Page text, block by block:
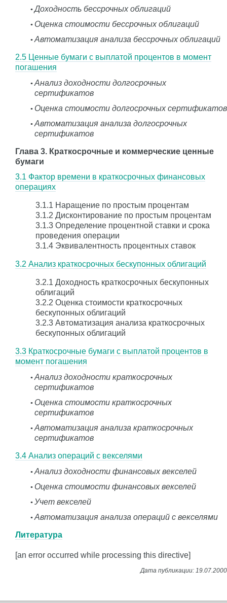
Доходность бессрочных облигаций
Оценка стоимости бессрочных облигаций
Автоматизация анализа бессрочных облигаций
2.5 Ценные бумаги с выплатой процентов в момент
погашения
Анализ доходности долгосрочных
сертификатов
Оценка стоимости долгосрочных сертификатов
Автоматизация анализа долгосрочных
сертификатов
Глава 3. Краткосрочные и коммерческие ценные
бумаги
3.1 Фактор времени в краткосрочных финансовых
операциях
3.1.1 Наращение по простым процентам
3.1.2 Дисконтирование по простым процентам
3.1.3 Определение процентной ставки и срока
проведения операции
3.1.4 Эквивалентность процентных ставок
3.2 Анализ краткосрочных бескупонных облигаций
3.2.1 Доходность краткосрочных бескупонных
облигаций
3.2.2 Оценка стоимости краткосрочных
бескупонных облигаций
3.2.3 Автоматизация анализа краткосрочных
бескупонных облигаций
3.3 Краткосрочные бумаги с выплатой процентов в
момент погашения
Анализ доходности краткосрочных
сертификатов
Оценка стоимости краткосрочных
сертификатов
Автоматизация анализа краткосрочных
сертификатов
3.4 Анализ операций с векселями
Анализ доходности финансовых векселей
Оценка стоимости финансовых векселей
Учет векселей
Автоматизация анализа операций с векселями
Литература
[an error occurred while processing this directive]